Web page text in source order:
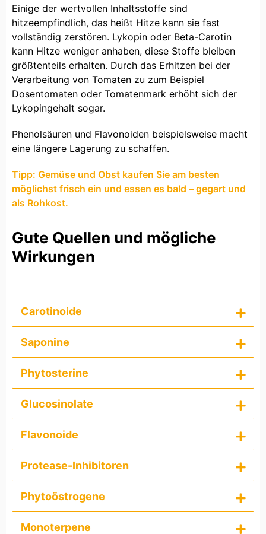
Einige der wertvollen Inhaltsstoffe sind
hitzeempfindlich, das heißt Hitze kann sie fast
vollständig zerstören. Lykopin oder Beta-Carotin
kann Hitze weniger anhaben, diese Stoffe bleiben
größtenteils erhalten. Durch das Erhitzen bei der
Verarbeitung von Tomaten zu zum Beispiel
Dosentomaten oder Tomatenmark erhöht sich der
Lykopingehalt sogar.
Phenolsäuren und Flavonoiden beispielsweise macht
eine längere Lagerung zu schaffen.
Tipp: Gemüse und Obst kaufen Sie am besten
möglichst frisch ein und essen es bald – gegart und
als Rohkost.
Gute Quellen und mögliche
Wirkungen
Carotinoide
Saponine
Phytosterine
Glucosinolate
Flavonoide
Protease-Inhibitoren
Phytoöstrogene
Monoterpene